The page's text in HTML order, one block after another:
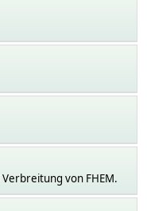
von FHEM.